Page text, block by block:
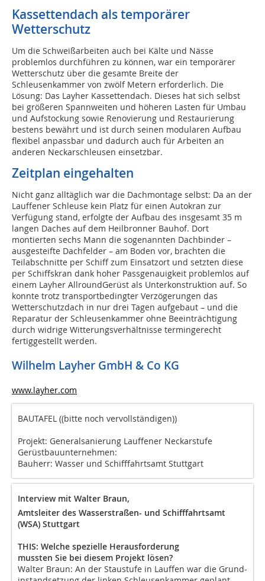
Kassettendach als temporärer
Wetterschutz
Um die Schweißarbeiten auch bei Kälte und Nässe
problemlos durchführen zu können, war ein temporärer
Wetterschutz über die gesamte Breite der
Schleusenkammer von zwölf Metern erforderlich. Die
Lösung: Das Layher Kassettendach. Dieses hat sich selbst
bei größeren Spannweiten und höheren Lasten für Umbau
und Aufstockung sowie Renovierung und Restaurierung
bestens bewährt und ist durch seinen modularen Aufbau
flexibel anpassbar und dadurch auch für Arbeiten an
anderen Neckarschleusen einsetzbar.
Zeitplan eingehalten
Nicht ganz alltäglich war die Dachmontage selbst: Da an der
Lauffener Schleuse kein Platz für einen Autokran zur
Verfügung stand, erfolgte der Aufbau des insgesamt 35 m
langen Daches auf dem Heilbronner Bauhof. Dort
montierten sechs Mann die sogenannten Dachbinder –
ausgesteifte Dachfelder – am Boden vor, brachten die
Teilabschnitte per Schiff zum Einsatzort und setzten diese
per Schiffskran dank hoher Passgenauigkeit problemlos auf
einem Layher AllroundGerüst als Unterkonstruktion auf. So
konnte trotz transportbedingter Verzögerungen das
Wetterschutzdach in nur drei Tagen aufgebaut – und die
Reparatur der Schleusenkammer ohne Beeinträchtigung
durch widrige Witterungsverhältnisse termingerecht
fertiggestellt werden.
Wilhelm Layher GmbH & Co KG
www.layher.com
BAUTAFEL ((bitte noch vervollständigen))
Projekt: Generalsanierung Lauffener Neckarstufe
Gerüstbauunternehmen:
Bauherr: Wasser und Schifffahrtsamt Stuttgart
Interview mit Walter Braun,
Amtsleiter des Wasserstraßen- und Schifffahrtsamt
(WSA) Stuttgart
THIS: Welche spezielle Herausforderung
mussten Sie bei diesem Projekt lösen?
Walter Braun: An der Staustufe in Lauffen war die Grund-